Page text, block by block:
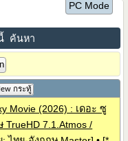
PC Mode
ค้นหา
กระทู้
Movie (2026) : เดอะ ซู
TrueHD 7.1.Atmos /